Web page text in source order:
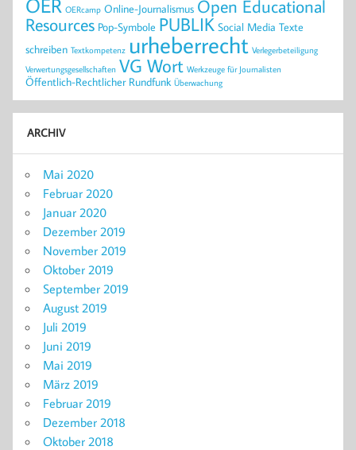
OER OERcamp Online-Journalismus Open Educational
Resources Pop-Symbole PUBLIK Social Media Texte
schreiben Textkompetenz urheberrecht Verlegerbeteiligung
Verwertungsgesellschaften VG Wort Werkzeuge für Journalisten
Öffentlich-Rechtlicher Rundfunk Überwachung
ARCHIV
Mai 2020
Februar 2020
Januar 2020
Dezember 2019
November 2019
Oktober 2019
September 2019
August 2019
Juli 2019
Juni 2019
Mai 2019
März 2019
Februar 2019
Dezember 2018
Oktober 2018